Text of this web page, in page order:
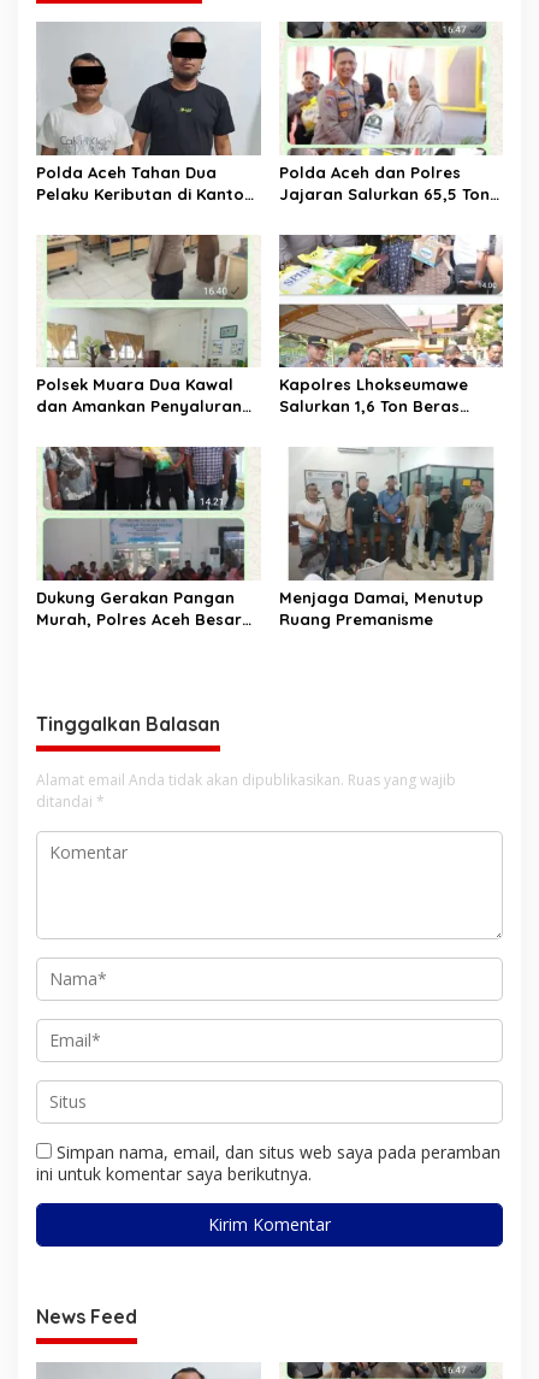
p
o
s
Polda Aceh Tahan Dua
Pelaku Keributan di Kantor
Polda Aceh dan Polres
Jajaran Salurkan 65,5 Ton
Polsek Muara Dua Kawal
dan Amankan Penyaluran
Gratis
Kapolres Lhokseumawe
Salurkan 1,6 Ton Beras
Dukung Gerakan Pangan
Murah, Polres Aceh Besar
Menjaga Damai, Menutup
Ruang Premanisme
Tinggalkan Balasan
Alamat email Anda tidak akan dipublikasikan. Ruas yang wajib
ditandai *
Simpan nama, email, dan situs web saya pada peramban
ini untuk komentar saya berikutnya.
News Feed